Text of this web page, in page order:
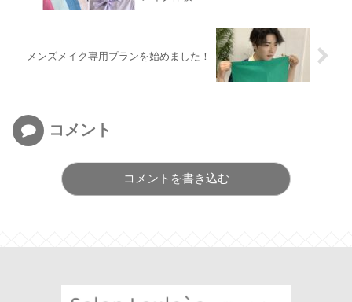
メンズメイク専用プランを始めました！
コメント
コメントを書き込む